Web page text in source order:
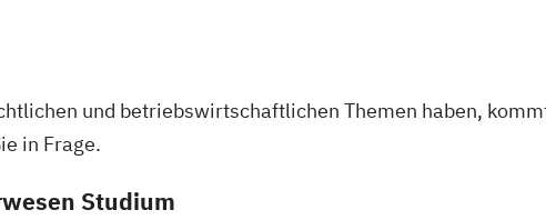
und betriebswirtschaftlichen Themen haben,
in Frage.
Studium